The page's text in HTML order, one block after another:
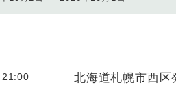
21:00
北海道札幌市西区